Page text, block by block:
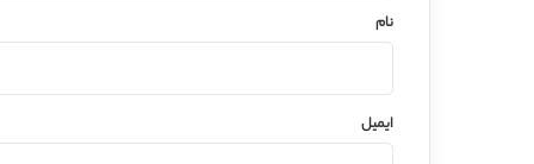
نام
ایمیل